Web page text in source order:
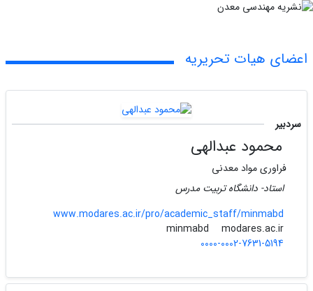
اعضای هیات تحریریه
سردبیر
محمود عبدالهی
فراوری مواد معدنی
استاد- دانشگاه تربیت مدرس
www.modares.ac.ir/pro/academic_staff/minmabd
minmabd
modares.ac.ir
0000-0002-7631-5194